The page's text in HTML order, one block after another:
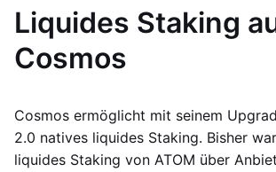
Liquides Staking
Cosmos
Cosmos ermöglicht mit seinem
2.0 natives liquides Staking. Bisher
liquides Staking von ATOM über